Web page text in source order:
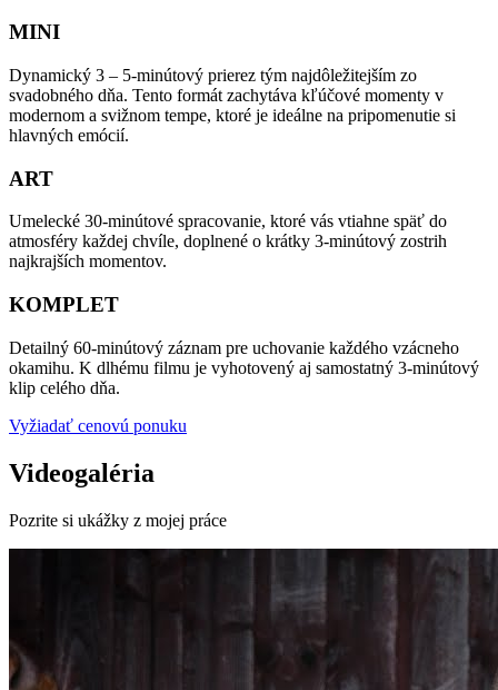
MINI
Dynamický 3 – 5-minútový prierez tým najdôležitejším zo
svadobného dňa. Tento formát zachytáva kľúčové momenty v
modernom a svižnom tempe, ktoré je ideálne na pripomenutie si
hlavných emócií.
ART
Umelecké 30-minútové spracovanie, ktoré vás vtiahne späť do
atmosféry každej chvíle, doplnené o krátky 3-minútový zostrih
najkrajších momentov.
KOMPLET
Detailný 60-minútový záznam pre uchovanie každého vzácneho
okamihu. K dlhému filmu je vyhotovený aj samostatný 3-minútový
klip celého dňa.
Vyžiadať cenovú ponuku
Videogaléria
Pozrite si ukážky z mojej práce